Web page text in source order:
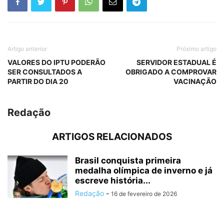
Artigo anterior
VALORES DO IPTU PODERÃO
SER CONSULTADOS A
PARTIR DO DIA 20
Próximo artigo
SERVIDOR ESTADUAL É
OBRIGADO A COMPROVAR
VACINAÇÃO
Redação
ARTIGOS RELACIONADOS
Brasil conquista primeira
medalha olímpica de inverno e já
escreve história...
Redação - 16 de fevereiro de 2026